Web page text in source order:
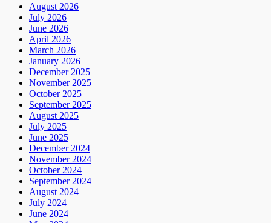
August 2026
July 2026
June 2026
April 2026
March 2026
January 2026
December 2025
November 2025
October 2025
September 2025
August 2025
July 2025
June 2025
December 2024
November 2024
October 2024
September 2024
August 2024
July 2024
June 2024